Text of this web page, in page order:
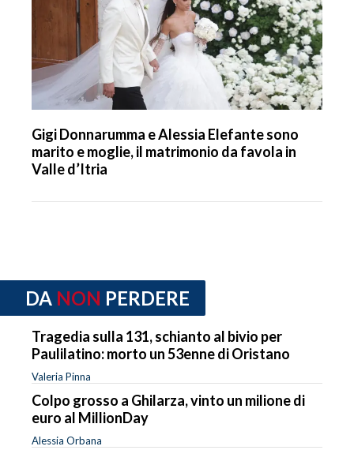
Gigi Donnarumma e Alessia Elefante sono
marito e moglie, il matrimonio da favola in
Valle d’Itria
DA NON PERDERE
Tragedia sulla 131, schianto al bivio per
Paulilatino: morto un 53enne di Oristano
Valeria Pinna
Colpo grosso a Ghilarza, vinto un milione di
euro al MillionDay
Alessia Orbana